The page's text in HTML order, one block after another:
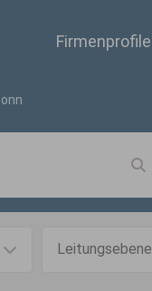
Firmenprofile
Leitungsebene